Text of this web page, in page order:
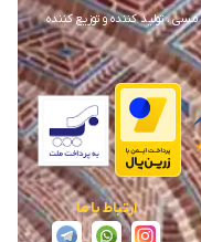
، تولید کننده و توزیع کننده
ارتباط با ما